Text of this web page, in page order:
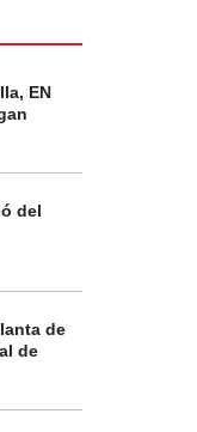
EN
del
de
de